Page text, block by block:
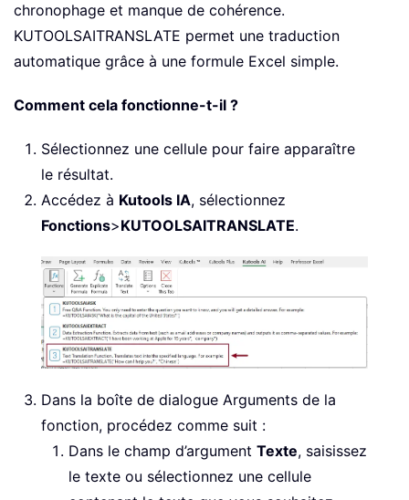
chronophage et manque de cohérence.
KUTOOLSAITRANSLATE permet une traduction
automatique grâce à une formule Excel simple.
Comment cela fonctionne-t-il ?
Sélectionnez une cellule pour faire apparaître
le résultat.
Accédez à Kutools IA, sélectionnez
Fonctions>KUTOOLSAITRANSLATE.
Dans la boîte de dialogue Arguments de la
fonction, procédez comme suit :
Dans le champ d’argument Texte, saisissez
le texte ou sélectionnez une cellule